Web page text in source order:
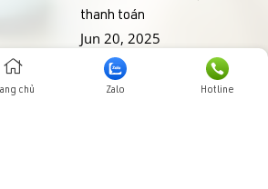
thanh toán
Jun 20, 2025
chủ Zalo Hotline